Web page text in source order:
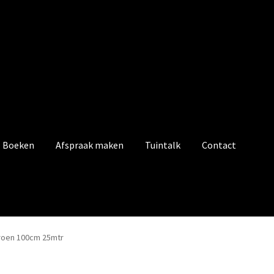
Boeken Afspraak maken Tuintalk Contact
100cm 25mtr